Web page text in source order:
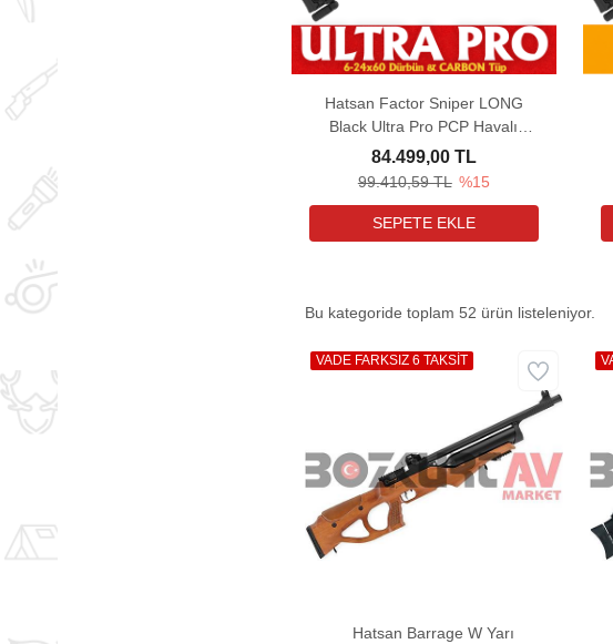
Hatsan Factor Sniper LONG
Black Ultra Pro PCP Havalı
Tüfek
99.410,59 TL %15
84.499,00 TL
Bu kategoride toplam 52 ürün listeleniyor.
Hatsan Barrage W Yarı
VADE FARKSIZ 6 TAKSİT